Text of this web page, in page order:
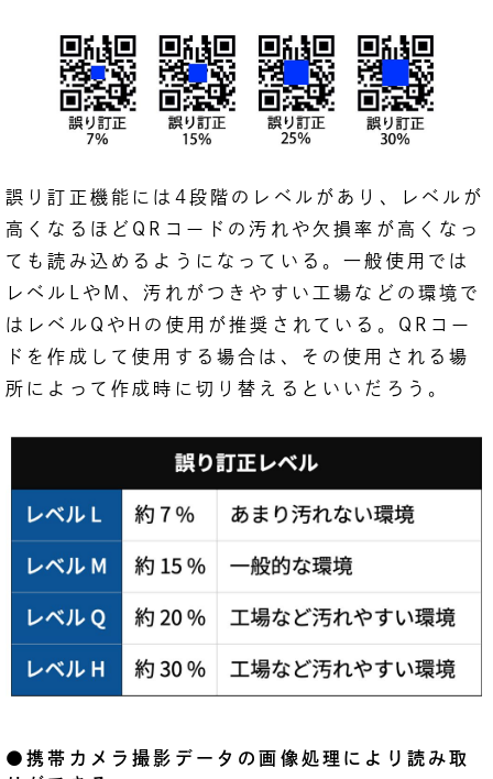
誤り訂正機能には4段階のレベルがあり、レベルが
高くなるほどQRコードの汚れや欠損率が高くなっ
ても読み込めるようになっている。一般使用では
レベルLやM、汚れがつきやすい工場などの環境で
はレベルQやHの使用が推奨されている。QRコー
ドを作成して使用する場合は、その使用される場
所によって作成時に切り替えるといいだろう。
●携帯カメラ撮影データの画像処理により読み取